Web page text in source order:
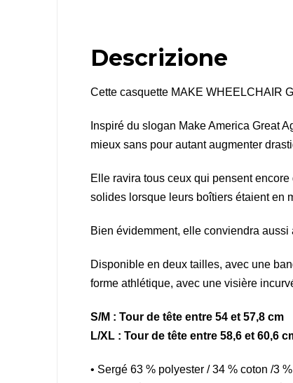
Descrizione
Cette casquette MAKE WHEELCHAIR
Inspiré du slogan Make America Great
mieux sans pour autant augmenter
Elle ravira tous ceux qui pensent
solides lorsque leurs boîtiers étaient en
Bien évidemment, elle conviendra
Disponible en deux tailles, avec une
forme athlétique, avec une visière
S/M : Tour de tête entre 54 et 57,8 cm
L/XL : Tour de tête entre 58,6 et 60,6
• Sergé 63 % polyester / 34 % coton /3